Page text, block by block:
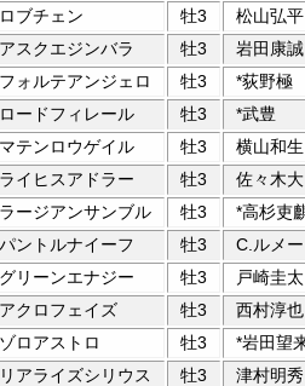
ロブチェン 牡3
松山弘平
アスクエジンバラ 牡3
岩田康誠
フォルテアンジェロ 牡3
*荻野極
ロードフィレール 牡3
*武豊
マテンロウゲイル 牡3
横山和生
ライヒスアドラー 牡3
佐々木大
ラージアンサンブル 牡3
*高杉吏
パントルナイーフ 牡3
C.ルメー
グリーンエナジー 牡3
戸崎圭太
アクロフェイズ 牡3
西村淳也
ゾロアストロ 牡3
*岩田望
リアライズシリウス 牡3
津村明秀